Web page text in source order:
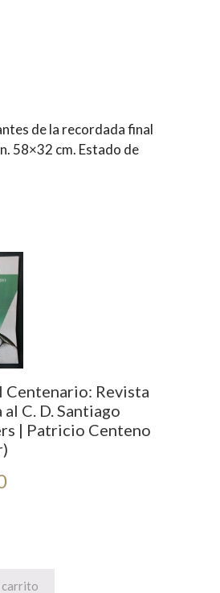
de la recordada final
58×32 cm. Estado de
Centenario: Revista
C. D. Santiago
| Patricio Centeno
carrito